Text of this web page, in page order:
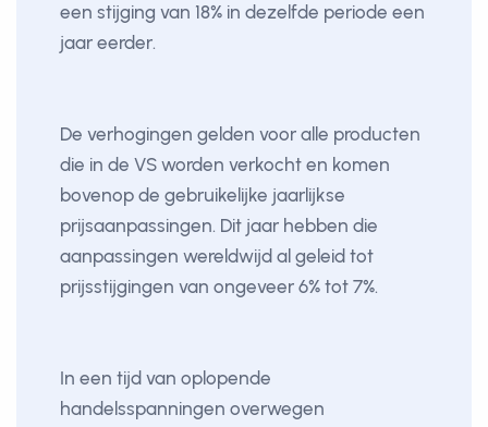
een stijging van 18% in dezelfde periode een
jaar eerder.
De verhogingen gelden voor alle producten
die in de VS worden verkocht en komen
bovenop de gebruikelijke jaarlijkse
prijsaanpassingen. Dit jaar hebben die
aanpassingen wereldwijd al geleid tot
prijsstijgingen van ongeveer 6% tot 7%.
In een tijd van oplopende
handelsspanningen overwegen